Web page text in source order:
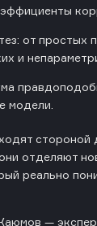
от простых
и
модели.
стороной
отделяют
реально
—